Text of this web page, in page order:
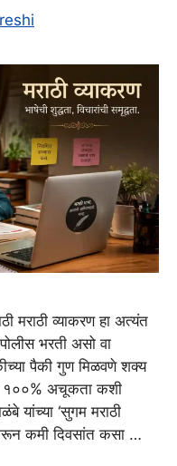
मराठी व्याकरण हा अत्यंत
भरती असो वा
पैकी गुण मिळवणे शक्य
१००% अचूकता कशी
यांच्या ‘सुगम मराठी
कमी दिवसांत कसा …